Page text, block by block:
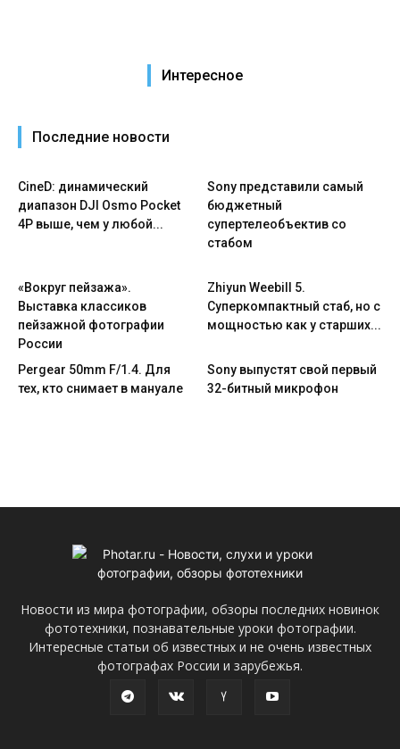
Интересное
Последние новости
CineD: динамический
диапазон DJI Osmo Pocket
4P выше, чем у любой...
Sony представили самый
бюджетный
супертелеобъектив со
стабом
«Вокруг пейзажа».
Выставка классиков
пейзажной фотографии
России
Zhiyun Weebill 5.
Cуперкомпактный стаб, но с
мощностью как у старших...
Pergear 50mm F/1.4. Для
тех, кто снимает в мануале
Sony выпустят свой первый
32-битный микрофон
Новости из мира фотографии, обзоры последних новинок
фототехники, познавательные уроки фотографии.
Интересные статьи об известных и не очень известных
фотографах России и зарубежья.